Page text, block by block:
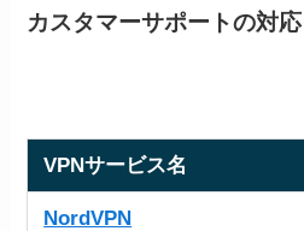
カスタマーサポートの対応
VPNサービス名
NordVPN